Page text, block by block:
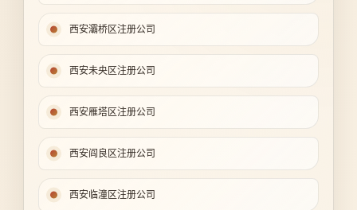
西安灞桥区注册公司
西安未央区注册公司
西安雁塔区注册公司
西安阎良区注册公司
西安临潼区注册公司